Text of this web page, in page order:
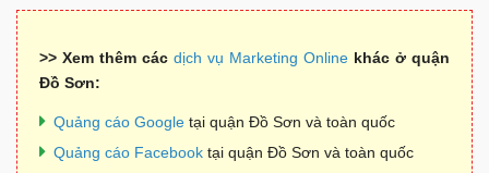
>> Xem thêm các dịch vụ Marketing Online khác ở quận
Đồ Sơn:
Quảng cáo Google tại quận Đồ Sơn và toàn quốc
Quảng cáo Facebook tại quận Đồ Sơn và toàn quốc